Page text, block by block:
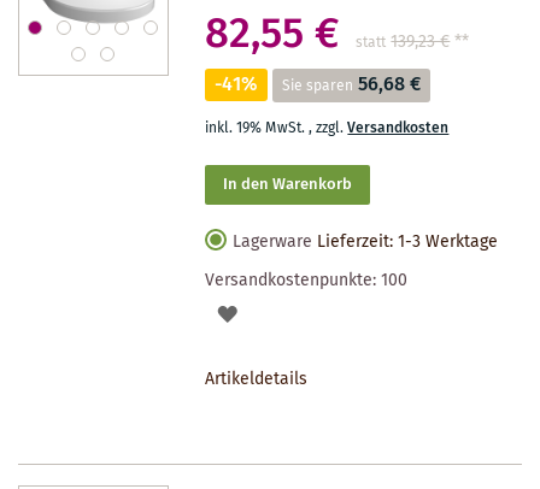
82,55 € statt 139,23 €**
-41% Sie sparen 56,68 €
inkl. 19% MwSt.,zzgl.Versandkosten
In den Warenkorb
Lagerware Lieferzeit: 1-3 Werktage
Versandkostenpunkte:100
AUF
Artikeldetails